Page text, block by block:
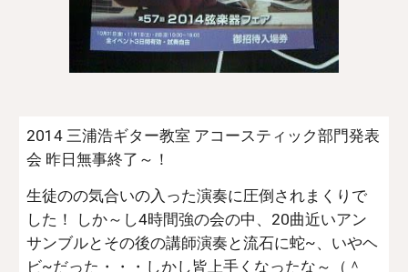
2014 三浦浩ギター教室 アコースティック部門発表
会 昨日無事終了～！
生徒のの気合いの入った演奏に圧倒されまくりで
した！ しか～し4時間強の会の中、20曲近いアン
サンブルとその後の講師演奏と流石に蛇~、いやヘ
ビ~だった・・・しかし皆上手くなったな～（＾